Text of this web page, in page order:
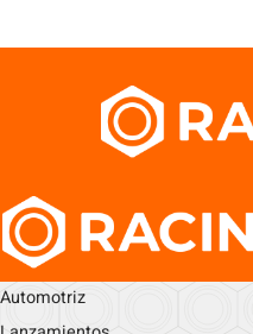
Automotriz